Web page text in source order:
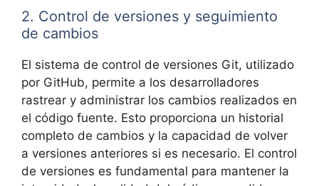
2. Control de versiones y seguimiento
de cambios
El sistema de control de versiones Git, utilizado
por GitHub, permite a los desarrolladores
rastrear y administrar los cambios realizados en
el código fuente. Esto proporciona un historial
completo de cambios y la capacidad de volver
a versiones anteriores si es necesario. El control
de versiones es fundamental para mantener la